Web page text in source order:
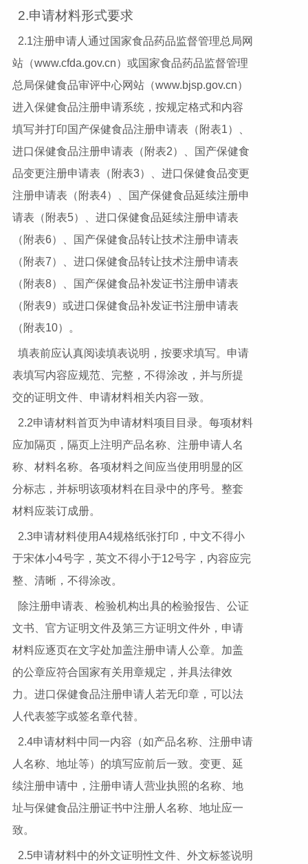
2.申请材料形式要求
2.1注册申请人通过国家食品药品监督管理总局网
站（www.cfda.gov.cn）或国家食品药品监督管理
总局保健食品审评中心网站（www.bjsp.gov.cn）
进入保健食品注册申请系统，按规定格式和内容
填写并打印国产保健食品注册申请表（附表1）、
进口保健食品注册申请表（附表2）、国产保健食
品变更注册申请表（附表3）、进口保健食品变更
注册申请表（附表4）、国产保健食品延续注册申
请表（附表5）、进口保健食品延续注册申请表
（附表6）、国产保健食品转让技术注册申请表
（附表7）、进口保健食品转让技术注册申请表
（附表8）、国产保健食品补发证书注册申请表
（附表9）或进口保健食品补发证书注册申请表
（附表10）。
填表前应认真阅读填表说明，按要求填写。申请
表填写内容应规范、完整，不得涂改，并与所提
交的证明文件、申请材料相关内容一致。
2.2申请材料首页为申请材料项目目录。每项材料
应加隔页，隔页上注明产品名称、注册申请人名
称、材料名称。各项材料之间应当使用明显的区
分标志，并标明该项材料在目录中的序号。整套
材料应装订成册。
2.3申请材料使用A4规格纸张打印，中文不得小
于宋体小4号字，英文不得小于12号字，内容应完
整、清晰，不得涂改。
除注册申请表、检验机构出具的检验报告、公证
文书、官方证明文件及第三方证明文件外，申请
材料应逐页在文字处加盖注册申请人公章。加盖
的公章应符合国家有关用章规定，并具法律效
力。进口保健食品注册申请人若无印章，可以法
人代表签字或签名章代替。
2.4申请材料中同一内容（如产品名称、注册申请
人名称、地址等）的填写应前后一致。变更、延
续注册申请中，注册申请人营业执照的名称、地
址与保健食品注册证书中注册人名称、地址应一
致。
2.5申请材料中的外文证明性文件、外文标签说明